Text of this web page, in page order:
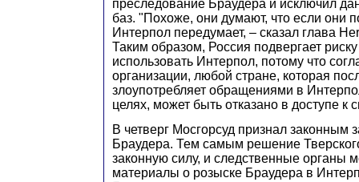
преследование Браудера и исключил
баз. "Похоже, они думают, что если они
Интерпол передумает, – сказал глава
Таким образом, Россия подвергает
использовать Интерпол, потому что
организации, любой стране, которая
злоупотребляет обращениями в
целях, может быть отказано в доступе к
В четверг Мосгорсуд признал законным
Браудера. Тем самым решение
законную силу, и следственные органы
материалы о розыске Браудера в